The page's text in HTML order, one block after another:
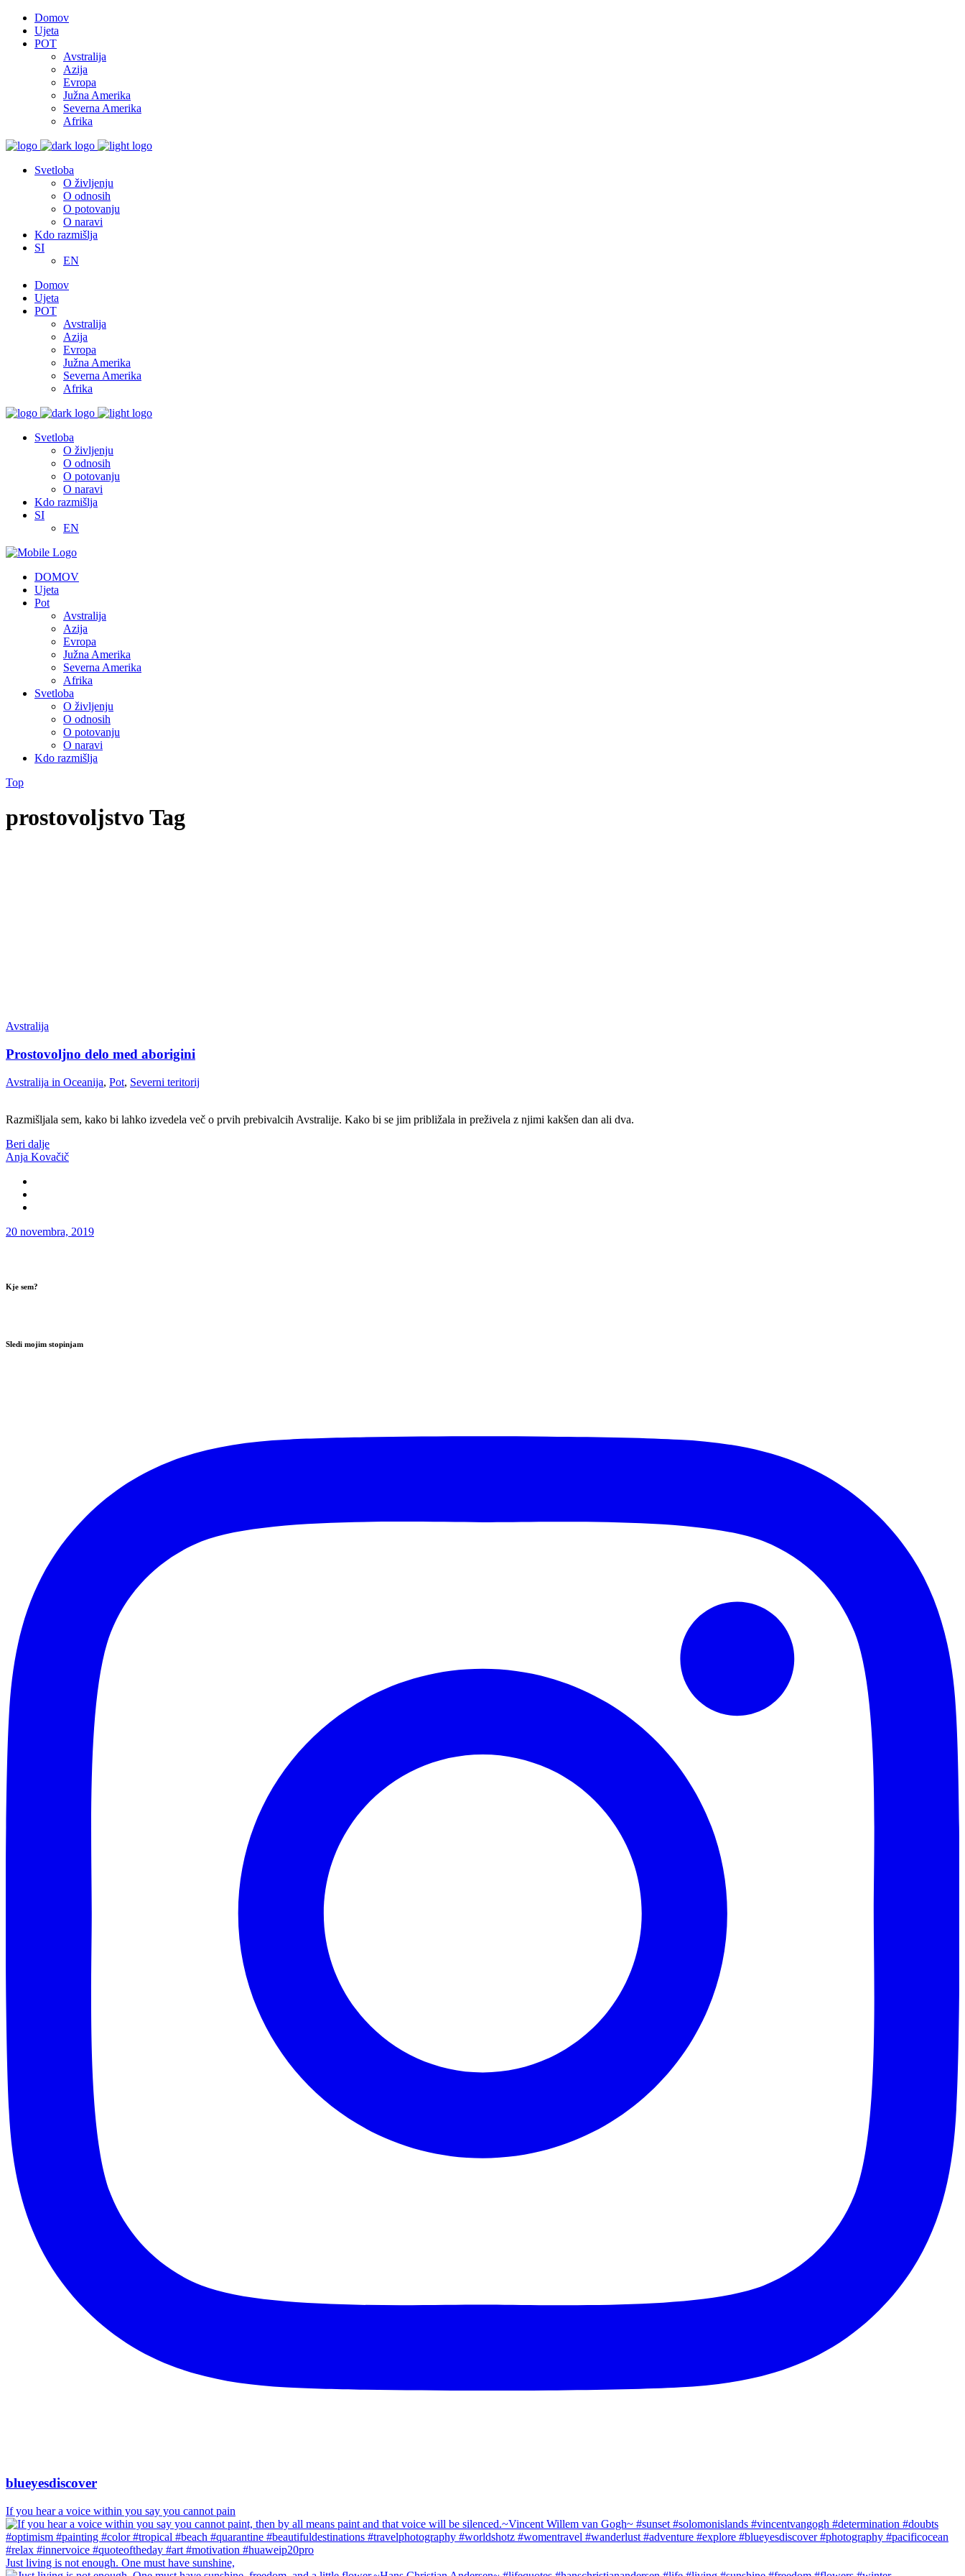
Domov
Ujeta
POT
Avstralija
Azija
Evropa
Južna Amerika
Severna Amerika
Afrika
Svetloba
O življenju
O odnosih
O potovanju
O naravi
Kdo razmišlja
SI
EN
Domov
Ujeta
POT
Avstralija
Azija
Evropa
Južna Amerika
Severna Amerika
Afrika
Svetloba
O življenju
O odnosih
O potovanju
O naravi
Kdo razmišlja
SI
EN
DOMOV
Ujeta
Pot
Avstralija
Azija
Evropa
Južna Amerika
Severna Amerika
Afrika
Svetloba
O življenju
O odnosih
O potovanju
O naravi
Kdo razmišlja
Top
prostovoljstvo Tag
Avstralija
Prostovoljno delo med aborigini
Avstralija in Oceanija, Pot, Severni teritorij
Razmišljala sem, kako bi lahko izvedela več o prvih prebivalcih Avstralije. Kako bi se jim približala in preživela z njimi kakšen dan ali dva.
Beri dalje
Anja Kovačič
20 novembra, 2019
Kje sem?
Sledi mojim stopinjam
blueyesdiscover
If you hear a voice within you say you cannot pain
Just living is not enough. One must have sunshine,